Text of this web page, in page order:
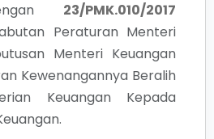
23/PMK.010/2017
Peraturan Menteri
Menteri Keuangan
Kewenangannya Beralih
Keuangan Kepada